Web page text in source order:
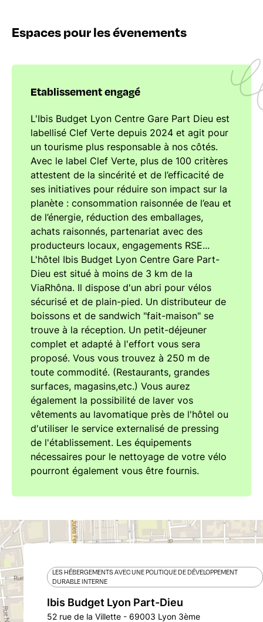
Espaces pour les évenements
Etablissement engagé
L'Ibis Budget Lyon Centre Gare Part Dieu est
labellisé Clef Verte depuis 2024 et agit pour
un tourisme plus responsable à nos côtés.
Avec le label Clef Verte, plus de 100 critères
attestent de la sincérité et de l’efficacité de
ses initiatives pour réduire son impact sur la
planète : consommation raisonnée de l’eau et
de l’énergie, réduction des emballages,
achats raisonnés, partenariat avec des
producteurs locaux, engagements RSE...
L'hôtel Ibis Budget Lyon Centre Gare Part-
Dieu est situé à moins de 3 km de la
ViaRhôna. Il dispose d'un abri pour vélos
sécurisé et de plain-pied. Un distributeur de
boissons et de sandwich "fait-maison" se
trouve à la réception. Un petit-déjeuner
complet et adapté à l'effort vous sera
proposé. Vous vous trouvez à 250 m de
toute commodité. (Restaurants, grandes
surfaces, magasins,etc.) Vous aurez
également la possibilité de laver vos
vêtements au lavomatique près de l'hôtel ou
d'utiliser le service externalisé de pressing
de l'établissement. Les équipements
nécessaires pour le nettoyage de votre vélo
pourront également vous être fournis.
LES HÉBERGEMENTS AVEC UNE POLITIQUE DE DÉVELOPPEMENT
DURABLE INTERNE
Ibis Budget Lyon Part-Dieu
52 rue de la Villette - 69003 Lyon 3ème